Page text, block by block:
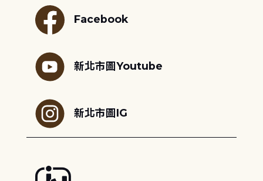
Facebook
新北市圖Youtube
新北市圖IG